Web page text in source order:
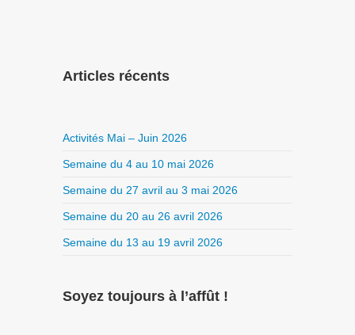
Articles récents
Activités Mai – Juin 2026
Semaine du 4 au 10 mai 2026
Semaine du 27 avril au 3 mai 2026
Semaine du 20 au 26 avril 2026
Semaine du 13 au 19 avril 2026
Soyez toujours à l’affût !